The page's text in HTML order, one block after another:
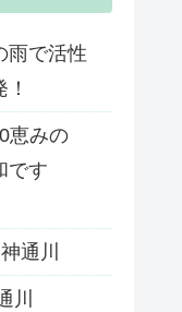
雨で活性
恵みの
です
通川
川